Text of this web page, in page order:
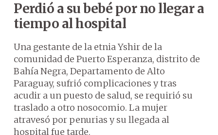
Perdió a su bebé por no llegar a
tiempo al hospital
Una gestante de la etnia Yshir de la
comunidad de Puerto Esperanza, distrito de
Bahía Negra, Departamento de Alto
Paraguay, sufrió complicaciones y tras
acudir a un puesto de salud, se requirió su
traslado a otro nosocomio. La mujer
atravesó por penurias y su llegada al
hospital fue tarde.